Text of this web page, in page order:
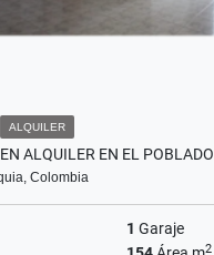
ALQUILER
ALQUILER EN EL POBLADO
Colombia
1 Garaje
2